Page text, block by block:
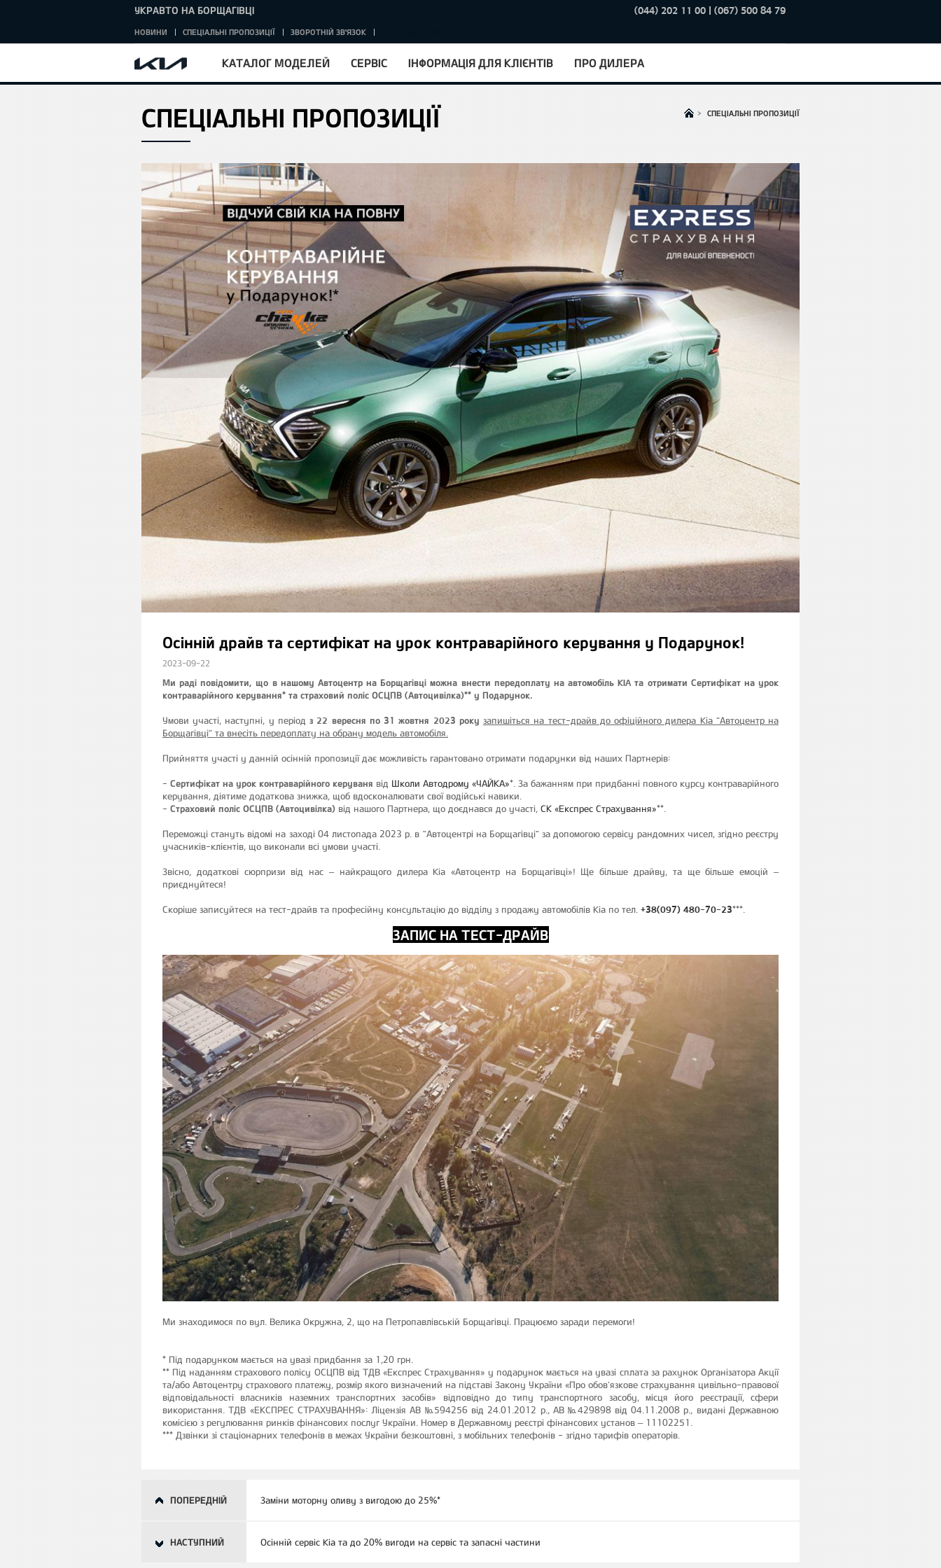
КАТАЛОГ МОДЕЛЕЙ СЕРВІС ІНФОРМАЦІЯ ДЛЯ КЛІЄНТІВ ПРО ДИЛЕРА
УКРАВТО НА БОРЩАГІВЦІ (044) 202 11 00 | (067) 500 84 79
НОВИНИ СПЕЦІАЛЬНІ ПРОПОЗИЦІЇ ЗВОРОТНІЙ ЗВ'ЯЗОК
> СПЕЦІАЛЬНІ ПРОПОЗИЦІЇ
СПЕЦІАЛЬНІ ПРОПОЗИЦІЇ
Осінній драйв та cертифікат на урок контраварійного керування у Подарунок!
2023-09-22
Ми раді повідомити, що в нашому Автоцентр на Борщагівці можна внести передоплату на автомобіль KIA та отримати Сертифікат на урок
контраварійного керування* та страховий поліс ОСЦПВ (Автоцивілка)** у Подарунок.
Умови участі, наступні, у періодз 22 вересня по 31 жовтня 2023 року запишіться на тест-драйв до офіційного дилера Kia “Автоцентр на
Борщагівці” та внесіть передоплату на обрану модель автомобіля.
Прийняття участі у данній осінній пропозиції дає можливість гарантовано отримати подарунки від наших Партнерів:
- Сертифікат на урок контраварійного керуваня від Школи Автодрому «ЧАЙКА»*. За бажанням при придбанні повного курсу контраварійного
керування, діятиме додаткова знижка, щоб вдосконалювати свої водійські навики.
- Страховий поліс ОСЦПВ (Автоцивілка) від нашого Партнера, що доєднався до участі, СК «Експрес Страхування»**.
Переможці стануть відомі на заході 04 листопада 2023 р. в "Автоцентрі на Борщагівці" за допомогою сервісу рандомних чисел, згідно реєстру
учасників-клієнтів, що виконали всі умови участі.
Звісно, додаткові сюрпризи від нас – найкращого дилера Kia «Автоцентр на Борщагівці»! Ще більше драйву, та ще більше емоцій –
приєднуйтеся!
Скоріше записуйтеся на тест-драйв та професійну консультацію до відділу з продажу автомобілів Kia по тел. +38(097) 480-70-23***.
ЗАПИС НА ТЕСТ-ДРАЙВ
Ми знаходимося по вул. Велика Окружна, 2, що на Петропавлівській Борщагівці. Працюємо заради перемоги!
* Під подарунком мається на увазі придбання за 1,20 грн.
** Під наданням страхового полісу ОСЦПВ від ТДВ «Експрес Страхування» у подарунок мається на увазі сплата за рахунок Організатора Акції
та/або Автоцентру страхового платежу, розмір якого визначений на підставі Закону України «Про обов’язкове страхування цивільно-правової
відповідальності власників наземних транспортних засобів» відповідно до типу транспортного засобу, місця його реєстрації, сфери
використання. ТДВ «ЕКСПРЕС СТРАХУВАННЯ»: Ліцензія АВ №594256 від 24.01.2012 р., АВ №429898 від 04.11.2008 р., видані Державною
комісією з регулювання ринків фінансових послуг України. Номер в Державному реєстрі фінансових установ – 11102251.
*** Дзвінки зі стаціонарних телефонів в межах України безкоштовні, з мобільних телефонів - згідно тарифів операторів.
ПОПЕРЕДНІЙ Заміни моторну оливу з вигодою до 25%*
НАСТУПНИЙ Осінній сервіс Kia та до 20% вигоди на сервіс та запасні частини